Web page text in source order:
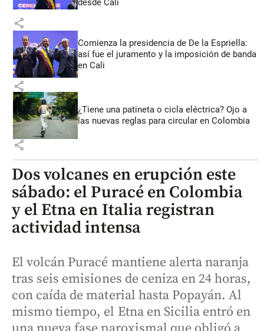
desde Cali
share
Comienza la presidencia de De la Espriella:
así fue el juramento y la imposición de banda
en Cali
share
¿Tiene una patineta o cicla eléctrica? Ojo a
las nuevas reglas para circular en Colombia
share
Dos volcanes en erupción este
sábado: el Puracé en Colombia
y el Etna en Italia registran
actividad intensa
El volcán Puracé mantiene alerta naranja
tras seis emisiones de ceniza en 24 horas,
con caída de material hasta Popayán. Al
mismo tiempo, el Etna en Sicilia entró en